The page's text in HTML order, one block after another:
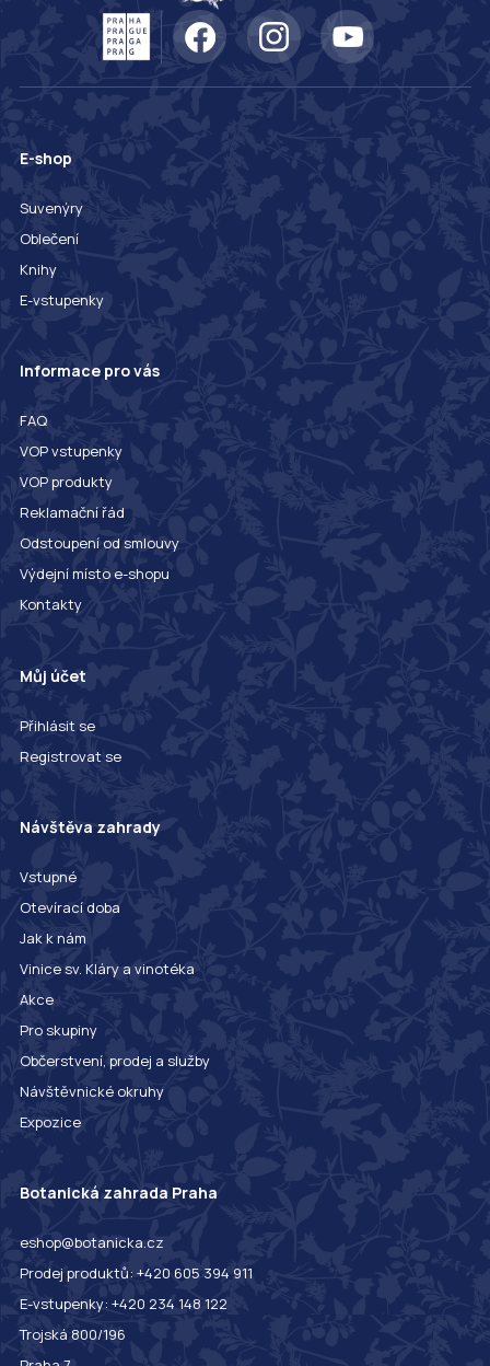
E-shop
Suvenýry
Oblečení
Knihy
E-vstupenky
Informace pro vás
FAQ
VOP vstupenky
VOP produkty
Reklamační řád
Odstoupení od smlouvy
Výdejní místo e-shopu
Kontakty
Můj účet
Přihlásit se
Registrovat se
Návštěva zahrady
Vstupné
Otevírací doba
Jak k nám
Vinice sv. Kláry a vinotéka
Akce
Pro skupiny
Občerstvení, prodej a služby
Návštěvnické okruhy
Expozice
Botanická zahrada Praha
eshop@botanicka.cz
Prodej produktů: +420 605 394 911
E-vstupenky: +420 234 148 122
Trojská 800/196